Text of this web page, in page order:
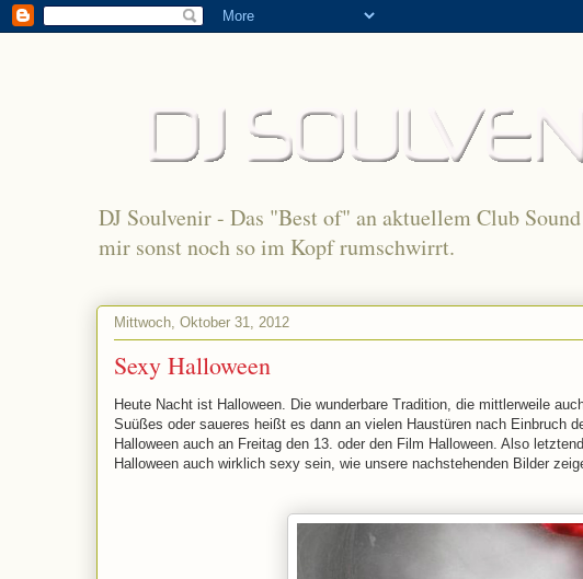
DJ Soulvenir - Das "Best of" an aktuellem Club
mir sonst noch so im Kopf rumschwirrt.
Mittwoch, Oktober 31, 2012
Sexy Halloween
Heute Nacht ist Halloween. Die wunderbare Tradition, die mittlerweile
Suüßes oder saueres heißt es dann an vielen Haustüren nach Einbruch
Halloween auch an Freitag den 13. oder den Film Halloween. Also
Halloween auch wirklich sexy sein, wie unsere nachstehenden Bilder